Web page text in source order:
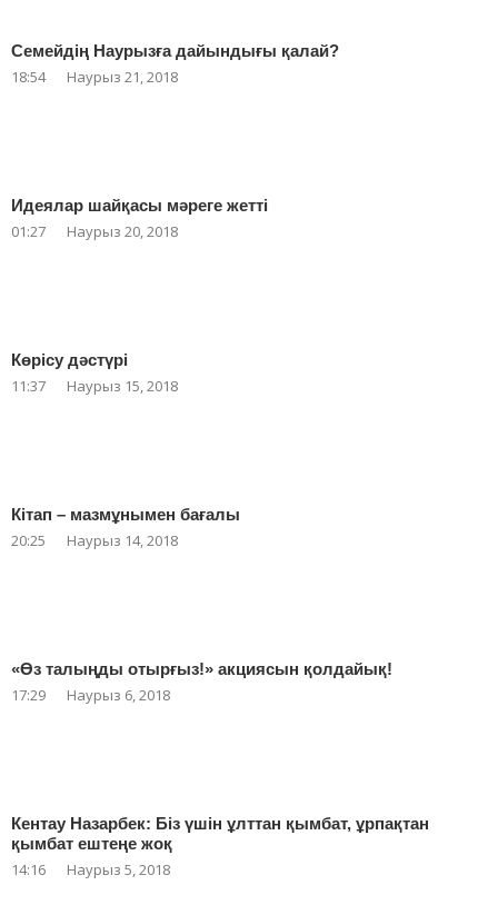
Семейдің Наурызға дайындығы қалай?
18:54 Наурыз 21, 2018
Идеялар шайқасы мәреге жетті
01:27 Наурыз 20, 2018
Көрісу дәстүрі
11:37 Наурыз 15, 2018
Кітап – мазмұнымен бағалы
20:25 Наурыз 14, 2018
«Өз талыңды отырғыз!» акциясын қолдайық!
17:29 Наурыз 6, 2018
Кентау Назарбек: Біз үшін ұлттан қымбат, ұрпақтан
қымбат ештеңе жоқ
14:16 Наурыз 5, 2018